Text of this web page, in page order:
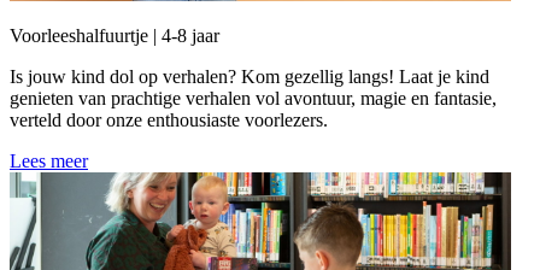
Voorleeshalfuurtje | 4-8 jaar
Is jouw kind dol op verhalen? Kom gezellig langs! Laat je kind
genieten van prachtige verhalen vol avontuur, magie en fantasie,
verteld door onze enthousiaste voorlezers.
Lees meer